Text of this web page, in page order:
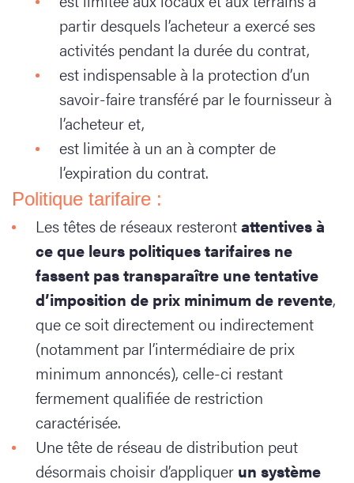
partir desquels l’acheteur a exercé ses
activités pendant la durée du contrat,
est indispensable à la protection d’un
savoir-faire transféré par le fournisseur à
l’acheteur et,
est limitée à un an à compter de
l’expiration du contrat.
Politique tarifaire :
Les têtes de réseaux resterontattentives à
ce que leurs politiques tarifaires ne
fassent pas transparaître une tentative
d’imposition de prix minimum de revente,
que ce soit directement ou indirectement
(notamment par l’intermédiaire de prix
minimum annoncés), celle-ci restant
fermement qualifiée de restriction
caractérisée.
Une tête de réseau de distribution peut
désormais choisir d’appliquer un système